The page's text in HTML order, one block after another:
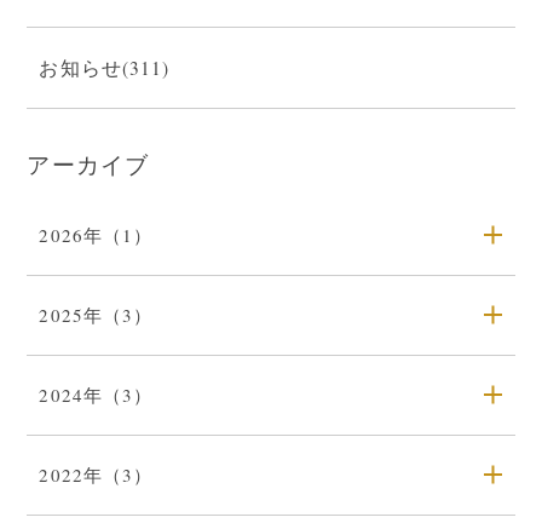
お知らせ(311)
アーカイブ
2026年（1）
2025年（3）
2024年（3）
2022年（3）